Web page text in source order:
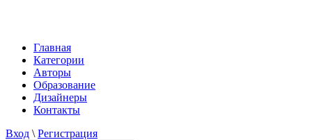
Главная
Категории
Авторы
Образование
Дизайнеры
Контакты
Вход \ Регистрация